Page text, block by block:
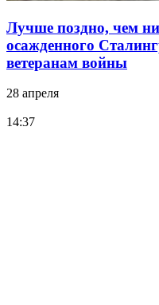
Лучше поздно, чем
осажденного
ветеранам войны
28 апреля
14:37